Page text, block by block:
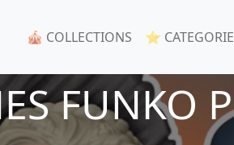
🎪 COLLECTIONS ⭐
FUNKO